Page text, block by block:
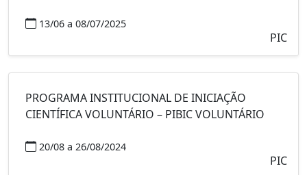
13/06 a 08/07/2025
PIC
PROGRAMA INSTITUCIONAL DE INICIAÇÃO
CIENTÍFICA VOLUNTÁRIO – PIBIC VOLUNTÁRIO
20/08 a 26/08/2024
PIC